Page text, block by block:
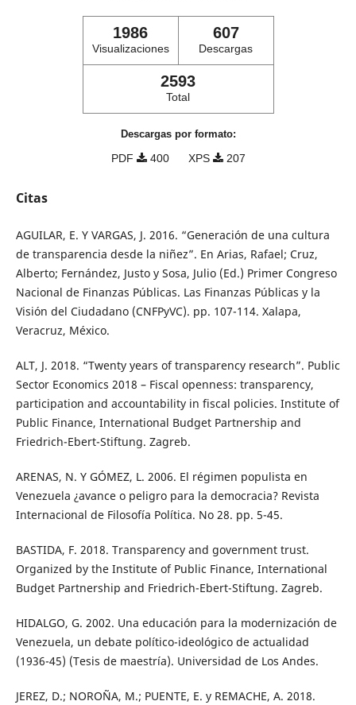
1986
Visualizaciones
607
Descargas
2593
Total
Descargas por formato:
PDF 400 XPS 207
Citas
AGUILAR, E. Y VARGAS, J. 2016. “Generación de una cultura
de transparencia desde la niñez”. En Arias, Rafael; Cruz,
Alberto; Fernández, Justo y Sosa, Julio (Ed.) Primer Congreso
Nacional de Finanzas Públicas. Las Finanzas Públicas y la
Visión del Ciudadano (CNFPyVC). pp. 107-114. Xalapa,
Veracruz, México.
ALT, J. 2018. “Twenty years of transparency research”. Public
Sector Economics 2018 – Fiscal openness: transparency,
participation and accountability in fiscal policies. Institute of
Public Finance, International Budget Partnership and
Friedrich-Ebert-Stiftung. Zagreb.
ARENAS, N. Y GÓMEZ, L. 2006. El régimen populista en
Venezuela ¿avance o peligro para la democracia? Revista
Internacional de Filosofía Política. No 28. pp. 5-45.
BASTIDA, F. 2018. Transparency and government trust.
Organized by the Institute of Public Finance, International
Budget Partnership and Friedrich-Ebert-Stiftung. Zagreb.
HIDALGO, G. 2002. Una educación para la modernización de
Venezuela, un debate político-ideológico de actualidad
(1936-45) (Tesis de maestría). Universidad de Los Andes.
JEREZ, D.; NOROÑA, M.; PUENTE, E. y REMACHE, A. 2018.